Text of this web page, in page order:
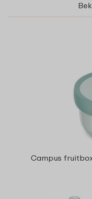
Campus